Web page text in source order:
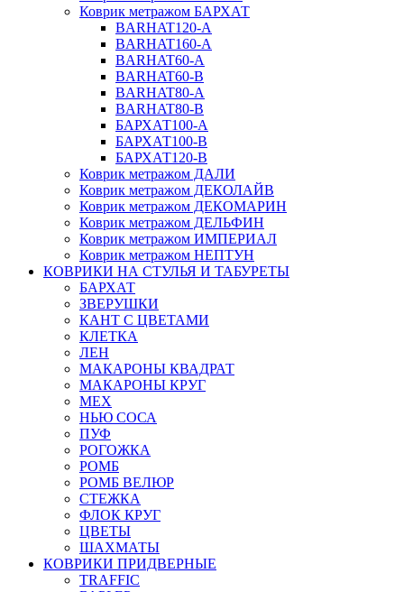
Коврик метражом БАРХАТ
BARHAT120-A
BARHAT160-A
BARHAT60-A
BARHAT60-B
BARHAT80-A
BARHAT80-B
БАРХАТ100-A
БАРХАТ100-B
БАРХАТ120-B
Коврик метражом ДАЛИ
Коврик метражом ДЕКОЛАЙВ
Коврик метражом ДЕКОМАРИН
Коврик метражом ДЕЛЬФИН
Коврик метражом ИМПЕРИАЛ
Коврик метражом НЕПТУН
КОВРИКИ НА СТУЛЬЯ И ТАБУРЕТЫ
БАРХАТ
ЗВЕРУШКИ
КАНТ С ЦВЕТАМИ
КЛЕТКА
ЛЕН
МАКАРОНЫ КВАДРАТ
МАКАРОНЫ КРУГ
МЕХ
НЬЮ СОСА
ПУФ
РОГОЖКА
РОМБ
РОМБ ВЕЛЮР
СТЕЖКА
ФЛОК КРУГ
ЦВЕТЫ
ШАХМАТЫ
КОВРИКИ ПРИДВЕРНЫЕ
TRAFFIC